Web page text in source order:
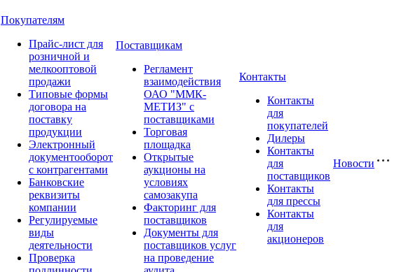
Покупателям
Прайс-лист для
розничной и
мелкооптовой
продажи
Типовые формы
договора на
поставку
продукции
Электронный
документооборот
с контрагентами
Банковские
реквизиты
компании
Регулируемые
виды
деятельности
Проверка
Поставщикам
Регламент
взаимодействия
ОАО "ММК-
МЕТИЗ" с
поставщиками
Торговая
площадка
Открытые
аукционы на
условиях
самозакупа
Факторинг для
поставщиков
Документы для
поставщиков услуг
на проведение
Контакты
Контакты
для
покупателей
Дилеры
Контакты
для
поставщиков
Контакты
для прессы
Контакты
для
акционеров
Новости